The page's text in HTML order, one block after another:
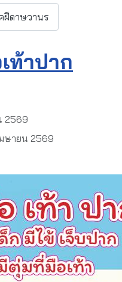
ฝีดาษวานร
ท้าปาก
2569
มษายน 2569